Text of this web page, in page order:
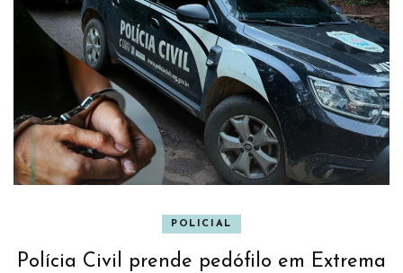
POLICIAL
Polícia Civil prende pedófilo em Extrema